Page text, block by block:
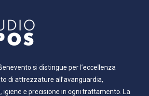
si distingue per l’eccellenza
di attrezzature all’avanguardia,
igiene e precisione in ogni trattamento. La